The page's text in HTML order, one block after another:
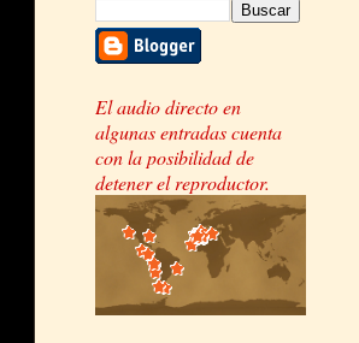
El audio directo en
algunas entradas cuenta
con la posibilidad de
detener el reproductor.